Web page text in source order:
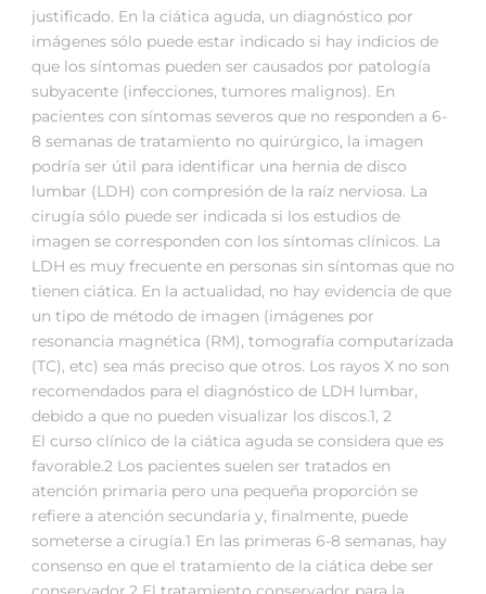
justificado. En la ciática aguda, un diagnóstico por
imágenes sólo puede estar indicado si hay indicios de
que los síntomas pueden ser causados por patología
subyacente (infecciones, tumores malignos). En
pacientes con síntomas severos que no responden a 6-
8 semanas de tratamiento no quirúrgico, la imagen
podría ser útil para identificar una hernia de disco
lumbar (LDH) con compresión de la raíz nerviosa. La
cirugía sólo puede ser indicada si los estudios de
imagen se corresponden con los síntomas clínicos. La
LDH es muy frecuente en personas sin síntomas que no
tienen ciática. En la actualidad, no hay evidencia de que
un tipo de método de imagen (imágenes por
resonancia magnética (RM), tomografía computarizada
(TC), etc) sea más preciso que otros. Los rayos X no son
recomendados para el diagnóstico de LDH lumbar,
debido a que no pueden visualizar los discos.1, 2
El curso clínico de la ciática aguda se considera que es
favorable.2 Los pacientes suelen ser tratados en
atención primaria pero una pequeña proporción se
refiere a atención secundaria y, finalmente, puede
someterse a cirugía.1 En las primeras 6-8 semanas, hay
consenso en que el tratamiento de la ciática debe ser